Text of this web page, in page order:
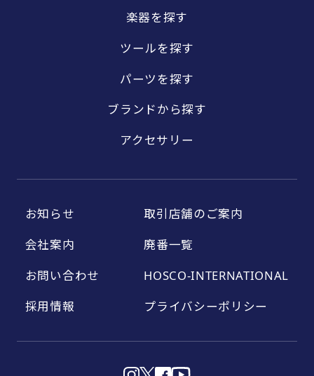
楽器を探す
ツールを探す
パーツを探す
ブランドから探す
アクセサリー
お知らせ
会社案内
お問い合わせ
採用情報
取引店舗のご案内
廃番一覧
HOSCO-INTERNATIONAL
プライバシーポリシー